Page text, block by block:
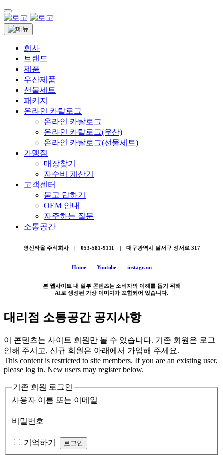
회사
브랜드
제품
우산제품
선물세트
패키지
온라인 카탈로그
온라인 카탈로그
온라인 카탈로그(우산)
온라인 카탈로그(선물세트)
가맹점
매장찾기
자수비 계산기
고객센터
묻고 답하기
OEM 안내
자주하는 질문
소통공간
영신타올 주식회사 | 053-581-9111 | 대구광역시 달서구 성서로 317
Home Youtube instagram
본 웹사이트 내 일부 콘텐츠는 소비자의 이해를 돕기 위해
AI로 생성된 가상 이미지가 포함되어 있습니다.
대리점 소통공간 공지사항
이 콘텐츠는 사이트 회원만 볼 수 있습니다. 기존 회원은 로그
인해 주시고, 신규 회원은 아래에서 가입해 주세요.
This content is restricted to site members. If you are an existing user,
please log in. New users may register below.
기존 회원 로그인
사용자 이름 또는 이메일
비밀번호
기억하기